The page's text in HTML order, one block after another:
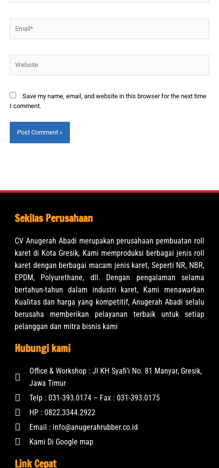
Save my name, email, and website in this browser for the next time
I comment.
Sekilas Perusahaan
CV Anugerah Abadi merupakan perusahaan pembuatan roll
karet di Kota Gresik, Kami memproduksi berbagai jenis roll
karet dengan berbagai macam jenis karet, Seperti NR, NBR,
EPDM, Polyurethane, dll. Dengan pengalaman selama
bertahun-tahun dalam industri karet, Kami menawarkan
Kualitas dan harga yang kompetitif, Anugerah Abadi selalu
berusaha memberikan pelayanan terbaik untuk setiap
pelanggan dan mitra bisnis kami
Hubungi kami
Office & Workshop : Jl KH Syafi’i No. 81 Manyar, Gresik,
Jawa Timur
Telp : 031-393.0174 – Fax : 031-393.0175
HP : 0822.3344.2922
Email : info@anugerahrubber.co.id
Kami Di Google map
Link Cepat